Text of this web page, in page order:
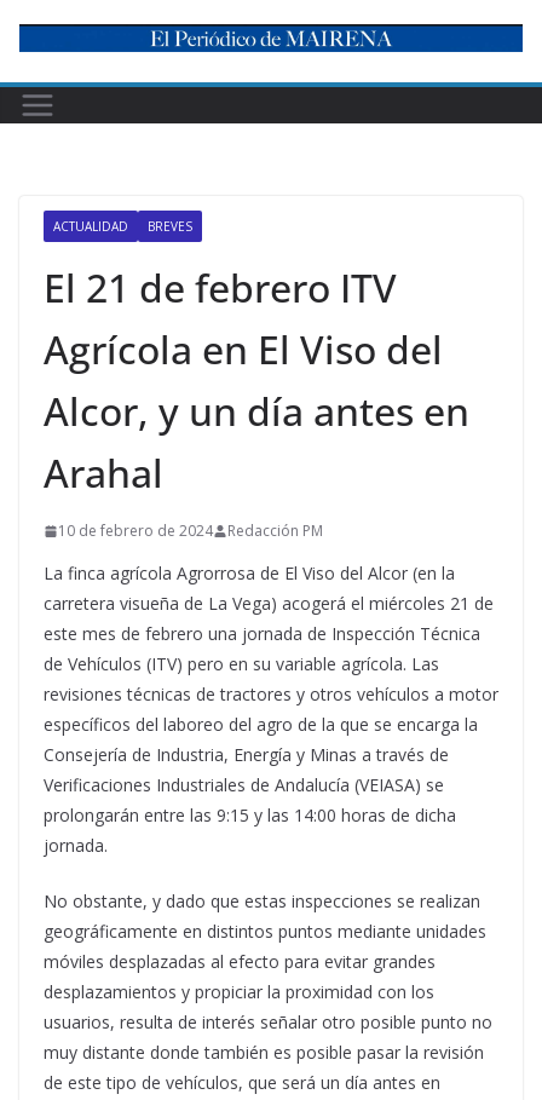
content
ACTUALIDAD BREVES
El 21 de febrero ITV
Agrícola en El Viso del
Alcor, y un día antes en
Arahal
10 de febrero de 2024 Redacción PM
La finca agrícola Agrorrosa de El Viso del Alcor (en la
carretera visueña de La Vega) acogerá el miércoles 21 de
este mes de febrero una jornada de Inspección Técnica
de Vehículos (ITV) pero en su variable agrícola. Las
revisiones técnicas de tractores y otros vehículos a motor
específicos del laboreo del agro de la que se encarga la
Consejería de Industria, Energía y Minas a través de
Verificaciones Industriales de Andalucía (VEIASA) se
prolongarán entre las 9:15 y las 14:00 horas de dicha
jornada.
No obstante, y dado que estas inspecciones se realizan
geográficamente en distintos puntos mediante unidades
móviles desplazadas al efecto para evitar grandes
desplazamientos y propiciar la proximidad con los
usuarios, resulta de interés señalar otro posible punto no
muy distante donde también es posible pasar la revisión
de este tipo de vehículos, que será un día antes en